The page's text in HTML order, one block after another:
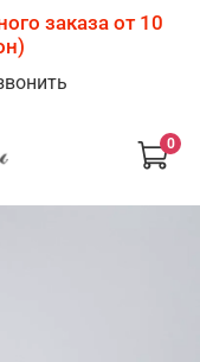
заказа от 10
0